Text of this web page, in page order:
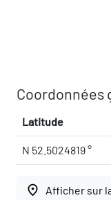
Coordonnées
Latitude
N 52.5024819 °
place Afficher sur